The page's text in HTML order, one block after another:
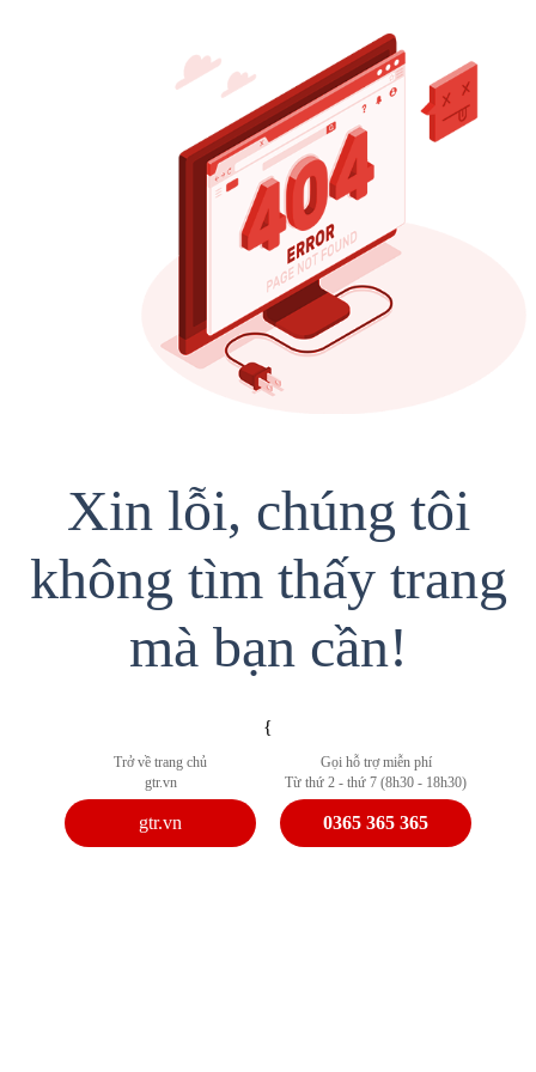
Xin lỗi, chúng tôi
không tìm thấy trang
mà bạn cần!
{
Trở về trang chủ
gtr.vn
gtr.vn
Gọi hỗ trợ miễn phí
Từ thứ 2 - thứ 7 (8h30 - 18h30)
0365 365 365